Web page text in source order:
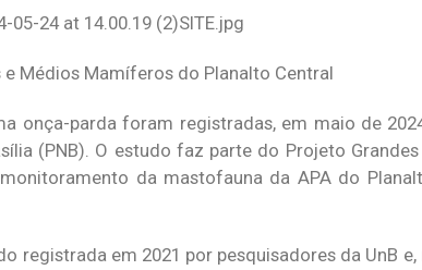
Médios Mamíferos do Planalto Central
onça-parda foram registradas, em maio de
(PNB). O estudo faz parte do Projeto
da mastofauna da APA do
registrada em 2021 por pesquisadores da UnB